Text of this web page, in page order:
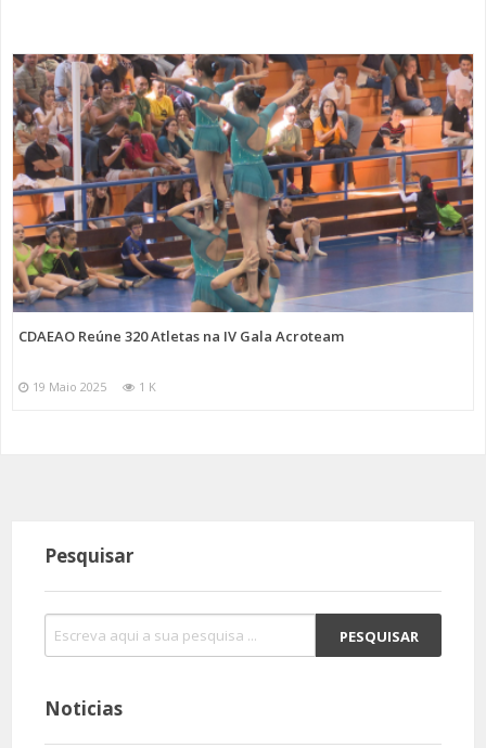
CDAEAO Reúne 320 Atletas na IV Gala Acroteam
19 Maio 2025 1 K
Pesquisar
Noticias